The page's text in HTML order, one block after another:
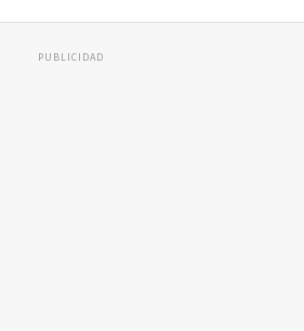
PUBLICIDAD